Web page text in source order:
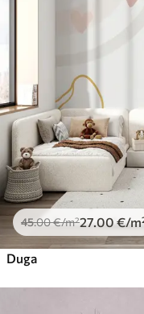
45.00€/m²27.00 €/
Duga